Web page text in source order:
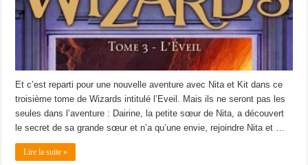
Et c’est reparti pour une nouvelle aventure avec Nita et Kit dans ce
troisième tome de Wizards intitulé l’Eveil. Mais ils ne seront pas les
seules dans l’aventure : Dairine, la petite sœur de Nita, a découvert
le secret de sa grande sœur et n’a qu’une envie, rejoindre Nita et …
Lire la suite »